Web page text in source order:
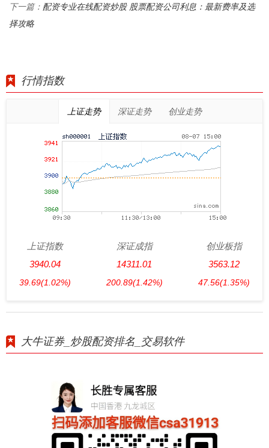
下一篇： 配资专业在线配资炒股 股票配资公司利息：最新费率及选
择攻略
行情指数
上证走势 深证走势 创业走势
上证指数
3940.04
39.69(1.02%)
深证成指
14311.01
200.89(1.42%)
创业板指
3563.12
47.56(1.35%)
大牛证券_炒股配资排名_交易软件